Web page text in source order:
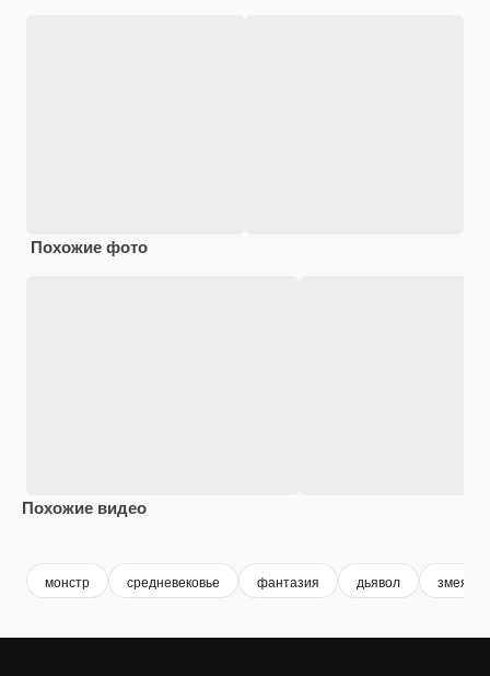
Похожие фото
Похожие видео
монстр средневековье фантазия дьявол змея